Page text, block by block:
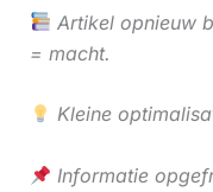
Artikel opnieuw
= macht.
Kleine
Informatie